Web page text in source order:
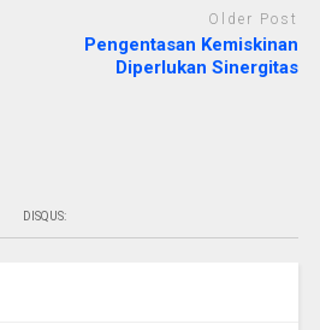
Older Post
Pengentasan Kemiskinan
Diperlukan Sinergitas
DISQUS: